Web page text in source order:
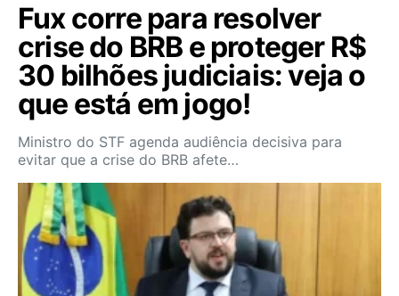
Fux corre para resolver
crise do BRB e proteger R$
30 bilhões judiciais: veja o
que está em jogo!
Ministro do STF agenda audiência decisiva para
evitar que a crise do BRB afete…